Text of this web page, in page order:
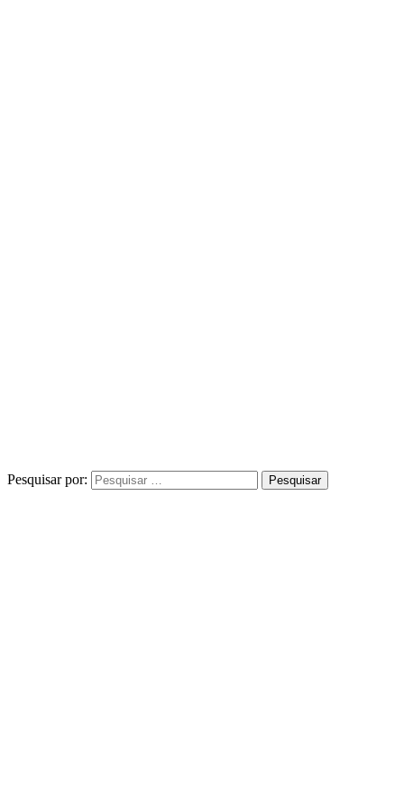
Pesquisar por: